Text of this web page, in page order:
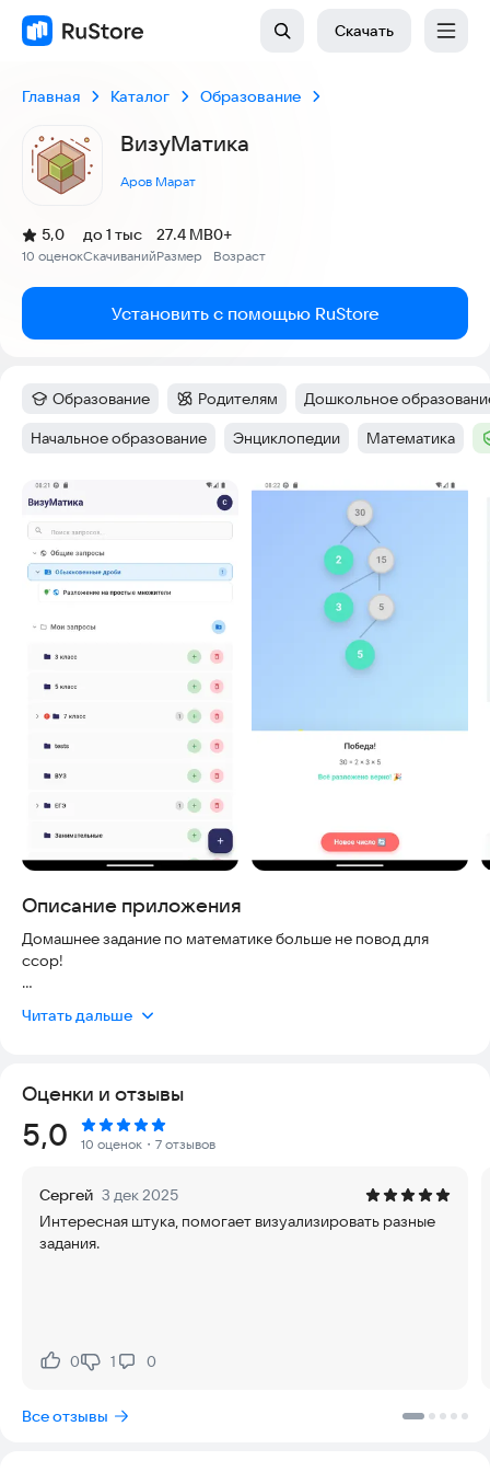
Скачать
Главная Каталог Образование
ВизуМатика
Аров Марат
Рейтинг:
5,0
(
10 оценок
)
Скачиваний
до 1 тыс
Размер
27.4 MB
Возраст
0+
Установить с помощью RuStore
Категория:
Образование Категория:
Родителям Тег:
Дошкольное
Тег:
Начальное образование Тег:
Энциклопедии Тег:
Математика
Скриншоты
Описание приложения
Домашнее задание по математике больше не повод для
ссор!
помощник, который помогает родителям объяснять, а детям
интересной и доступной.
📸 Как это работает?
Просто сфотографируйте задачу или загрузите картинку из
интерактивное визуальное пособие. Приложение нарисует
условие, покажет движение объектов, построит графики и
разложит решение по полочкам.
объяснение на себя. Вы сможете спокойно разобрать
сложную тему вместе, глядя на понятные иллюстрации, а не
Читать дальше
Оценки и отзывы
Рейтинг:
5,0 10 оценок ・7 отзывов
Сергей 3 дек 2025
Интересная штука, помогает визуализировать разные
задания.
Нравится:
0Не нравится:
1 0
Все отзывы